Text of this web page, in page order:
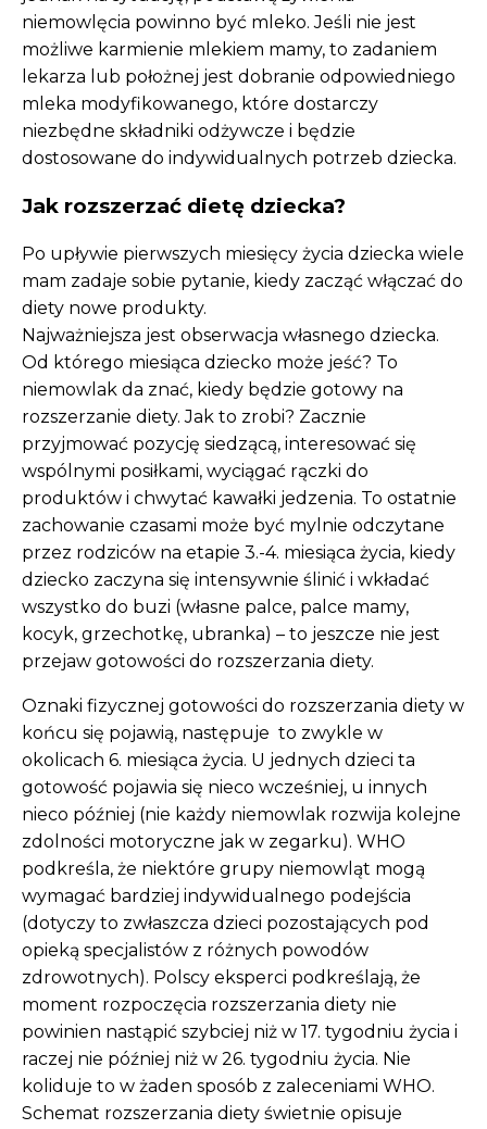
niemowlęcia powinno być mleko. Jeśli nie jest
możliwe karmienie mlekiem mamy, to zadaniem
lekarza lub położnej jest dobranie odpowiedniego
mleka modyfikowanego, które dostarczy
niezbędne składniki odżywcze i będzie
dostosowane do indywidualnych potrzeb dziecka.
Jak rozszerzać dietę dziecka?
Po upływie pierwszych miesięcy życia dziecka wiele
mam zadaje sobie pytanie, kiedy zacząć włączać do
diety nowe produkty.
Najważniejsza jest obserwacja własnego dziecka.
Od którego miesiąca dziecko może jeść? To
niemowlak da znać, kiedy będzie gotowy na
rozszerzanie diety. Jak to zrobi? Zacznie
przyjmować pozycję siedzącą, interesować się
wspólnymi posiłkami, wyciągać rączki do
produktów i chwytać kawałki jedzenia. To ostatnie
zachowanie czasami może być mylnie odczytane
przez rodziców na etapie 3.-4. miesiąca życia, kiedy
dziecko zaczyna się intensywnie ślinić i wkładać
wszystko do buzi (własne palce, palce mamy,
kocyk, grzechotkę, ubranka) – to jeszcze nie jest
przejaw gotowości do rozszerzania diety.
Oznaki fizycznej gotowości do rozszerzania diety w
końcu się pojawią, następuje to zwykle w
okolicach 6. miesiąca życia. U jednych dzieci ta
gotowość pojawia się nieco wcześniej, u innych
nieco później (nie każdy niemowlak rozwija kolejne
zdolności motoryczne jak w zegarku). WHO
podkreśla, że niektóre grupy niemowląt mogą
wymagać bardziej indywidualnego podejścia
(dotyczy to zwłaszcza dzieci pozostających pod
opieką specjalistów z różnych powodów
zdrowotnych). Polscy eksperci podkreślają, że
moment rozpoczęcia rozszerzania diety nie
powinien nastąpić szybciej niż w 17. tygodniu życia i
raczej nie później niż w 26. tygodniu życia. Nie
koliduje to w żaden sposób z zaleceniami WHO.
Schemat rozszerzania diety świetnie opisuje